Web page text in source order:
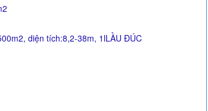
diện tích:8,2-38m, 1lLẦU ĐÚC